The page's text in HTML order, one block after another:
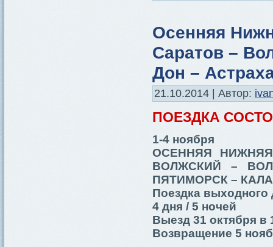
Осенняя
Саратов –
Дон –
21.10.2014 | Автор:
ПОЕЗДКА
1-4 ноября
ОСЕННЯЯ
ВОЛЖСКИЙ –
ПЯТИМОРСК –
Поездка выходного
4 дня / 5 ночей
Выезд 31 октября в
Возвращение 5